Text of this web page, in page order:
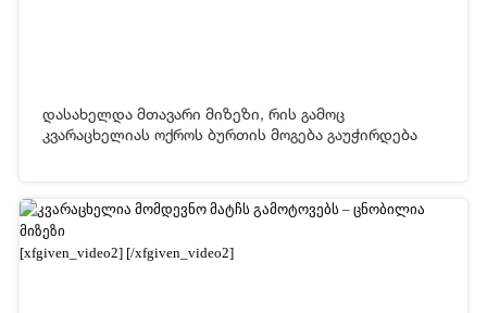
დასახელდა მთავარი მიზეზი, რის გამოც
კვარაცხელიას ოქროს ბურთის მოგება გაუჭირდება
[xfgiven_video2] [/xfgiven_video2]